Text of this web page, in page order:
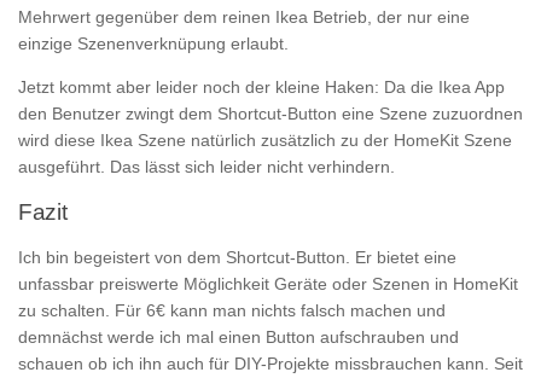
Mehrwert gegenüber dem reinen Ikea Betrieb, der nur eine
einzige Szenenverknüpung erlaubt.
Jetzt kommt aber leider noch der kleine Haken: Da die Ikea App
den Benutzer zwingt dem Shortcut-Button eine Szene zuzuordnen
wird diese Ikea Szene natürlich zusätzlich zu der HomeKit Szene
ausgeführt. Das lässt sich leider nicht verhindern.
Fazit
Ich bin begeistert von dem Shortcut-Button. Er bietet eine
unfassbar preiswerte Möglichkeit Geräte oder Szenen in HomeKit
zu schalten. Für 6€ kann man nichts falsch machen und
demnächst werde ich mal einen Button aufschrauben und
schauen ob ich ihn auch für DIY-Projekte missbrauchen kann. Seit